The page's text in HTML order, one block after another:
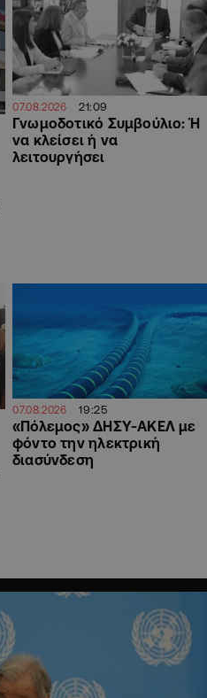
07.08.2026 21:09
Γνωμοδοτικό Συμβούλιο: Ή
να κλείσει ή να
λειτουργήσει
07.08.2026 19:25
«Πόλεμος» ΔΗΣΥ-ΑΚΕΛ με
φόντο την ηλεκτρική
διασύνδεση